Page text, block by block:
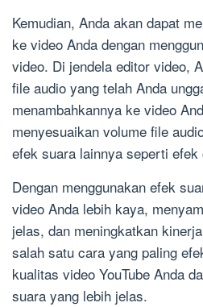
Kemudian, Anda akan dapat
ke video Anda dengan
video. Di jendela editor video,
file audio yang telah Anda
menambahkannya ke video
menyesuaikan volume file
efek suara lainnya seperti efek
Dengan menggunakan efek
video Anda lebih kaya,
jelas, dan meningkatkan
salah satu cara yang paling
kualitas video YouTube Anda
suara yang lebih jelas.